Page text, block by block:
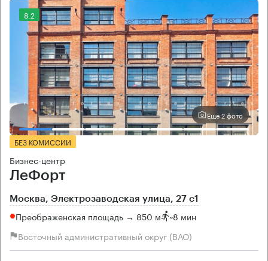
8.2
Еще 2 фото
БЕЗ КОМИССИИ
Бизнес-центр
ЛеФорт
Москва, Электрозаводская улица, 27 с1
Преображенская площадь → 850 м ~8 мин
Восточный административный округ (ВАО)